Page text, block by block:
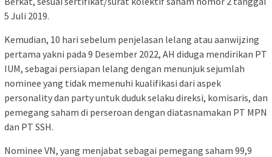
5 Juli 2019.
Kemudian, 10 hari sebelum penjelasan lelang atau aanwijzing
pertama yakni pada 9 Desember 2022, AH diduga mendirikan PT
IUM, sebagai persiapan lelang dengan menunjuk sejumlah
nominee yang tidak memenuhi kualifikasi dari aspek
personality dan party untuk duduk selaku direksi, komisaris, dan
pemegang saham di perseroan dengan diatasnamakan PT MPN
dan PT SSH.
Nominee VN, yang menjabat sebagai pemegang saham 99,9